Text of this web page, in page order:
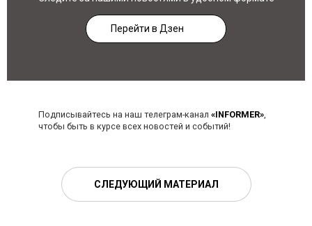
Перейти в Дзен
Подписывайтесь на наш телеграм-канал «INFORMER»,
чтобы быть в курсе всех новостей и событий!
СЛЕДУЮЩИЙ МАТЕРИАЛ